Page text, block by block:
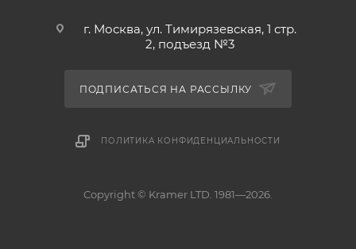
г. Москва, ул. Тимирязевская, 1 стр.
2, подъезд №3
ПОДПИСАТЬСЯ НА РАССЫЛКУ
ПОЛИТИКА КОНФИДЕНЦИАЛЬНОСТИ
Copyright © Kramer LTD. 1981—2026.